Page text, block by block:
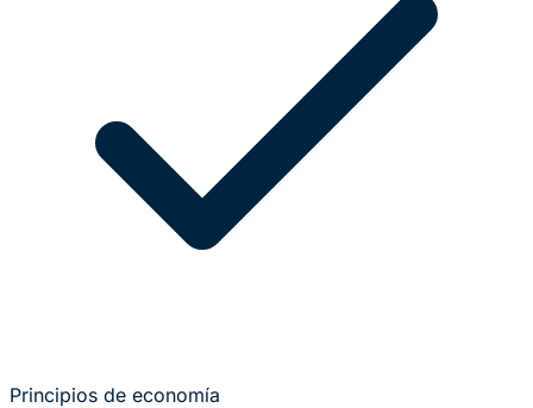
Principios de economía